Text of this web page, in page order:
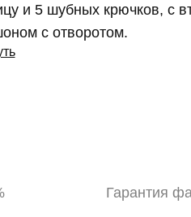
и 5 шубных крючков, с
с отворотом.
Гарантия